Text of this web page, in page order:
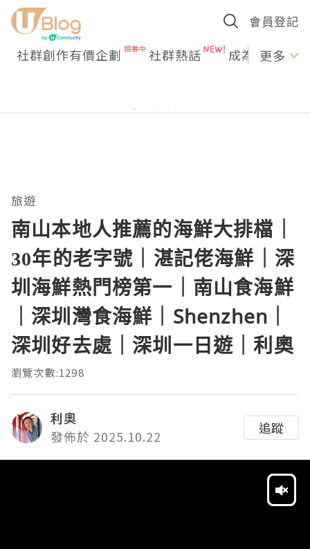
會員登記
社群創作有價企劃 社群熱話 成為U更多
旅遊
南山本地人推薦的海鮮大排檔｜
30年的老字號｜湛記佬海鮮｜深
圳海鮮熱門榜第一｜南山食海鮮
｜深圳灣食海鮮｜Shenzhen｜
深圳好去處｜深圳一日遊｜利奧
瀏覽次數:1298
利奧
發佈於 2025.10.22
追蹤